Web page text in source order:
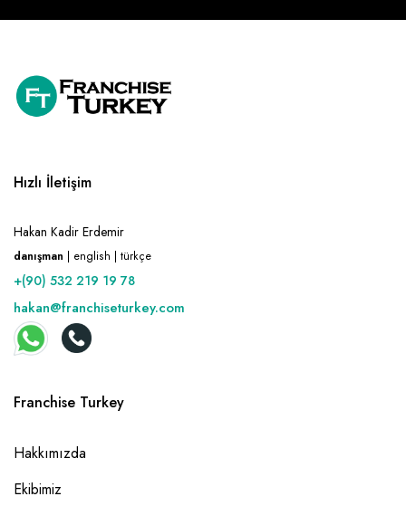
Hızlı İletişim
Hakan Kadir Erdemir
danışman | english | türkçe
+(90) 532 219 19 78
hakan@franchiseturkey.com
Franchise Turkey
Hakkımızda
Ekibimiz